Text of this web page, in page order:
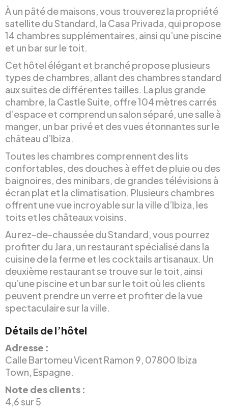
À un pâté de maisons, vous trouverez la propriété
satellite du Standard, la Casa Privada, qui propose
14 chambres supplémentaires, ainsi qu’une piscine
et un bar sur le toit.
Cet hôtel élégant et branché propose plusieurs
types de chambres, allant des chambres standard
aux suites de différentes tailles. La plus grande
chambre, la Castle Suite, offre 104 mètres carrés
d’espace et comprend un salon séparé, une salle à
manger, un bar privé et des vues étonnantes sur le
château d’Ibiza.
Toutes les chambres comprennent des lits
confortables, des douches à effet de pluie ou des
baignoires, des minibars, de grandes télévisions à
écran plat et la climatisation. Plusieurs chambres
offrent une vue incroyable sur la ville d’Ibiza, les
toits et les châteaux voisins.
Au rez-de-chaussée du Standard, vous pourrez
profiter du Jara, un restaurant spécialisé dans la
cuisine de la ferme et les cocktails artisanaux. Un
deuxième restaurant se trouve sur le toit, ainsi
qu’une piscine et un bar sur le toit où les clients
peuvent prendre un verre et profiter de la vue
spectaculaire sur la ville.
Détails de l’hôtel
Adresse :
Calle Bartomeu Vicent Ramon 9, 07800 Ibiza
Town, Espagne.
Note des clients :
4,6 sur 5